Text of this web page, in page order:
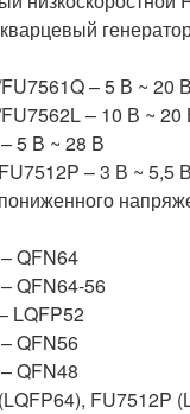
– 5 В ~ 20 В
– 10 В ~
5 В ~ 28 В
– 3 В ~ 5,5 В
QFN64
QFN64-56
LQFP52
QFN56
QFN48
FU7512P